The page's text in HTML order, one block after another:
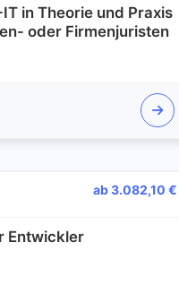
in Theorie und Praxis
oder Firmenjuristen
ab 3.082,10 €
Entwickler